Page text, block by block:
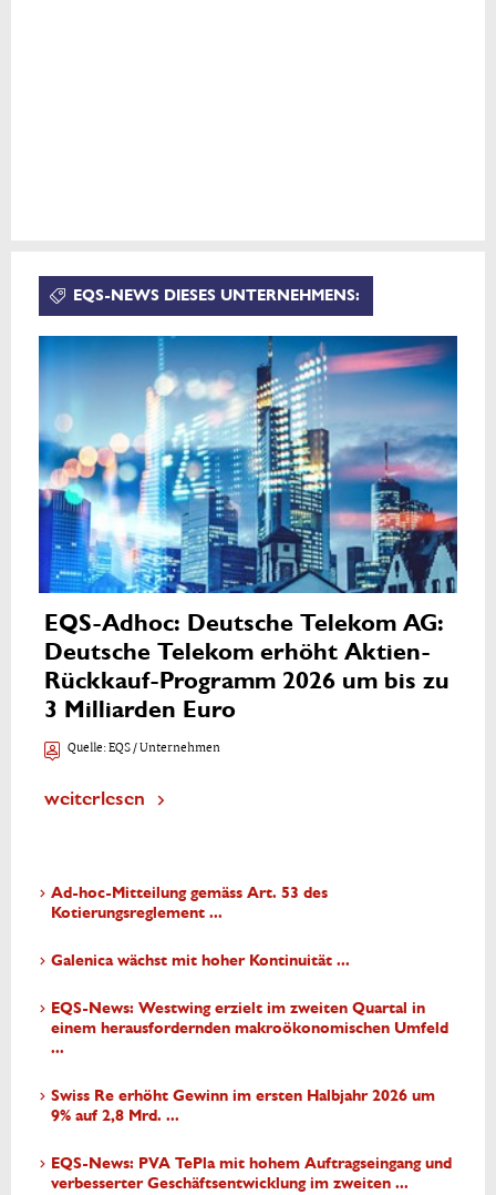
EQS-NEWS DIESES UNTERNEHMENS:
EQS-Adhoc: Deutsche Telekom AG:
Deutsche Telekom erhöht Aktien-
Rückkauf-Programm 2026 um bis zu
3 Milliarden Euro
Quelle:EQS / Unternehmen
weiterlesen
Ad-hoc-Mitteilung gemäss Art. 53 des
Kotierungsreglement ...
Galenica wächst mit hoher Kontinuität ...
EQS-News: Westwing erzielt im zweiten Quartal in
einem herausfordernden makroökonomischen Umfeld
...
Swiss Re erhöht Gewinn im ersten Halbjahr 2026 um
9% auf 2,8 Mrd. ...
EQS-News: PVA TePla mit hohem Auftragseingang und
verbesserter Geschäftsentwicklung im zweiten ...